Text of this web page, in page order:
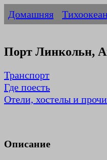
Домашняя
Порт Линкольн,
Транспорт
Где поесть
Отели, хостелы и
Описание